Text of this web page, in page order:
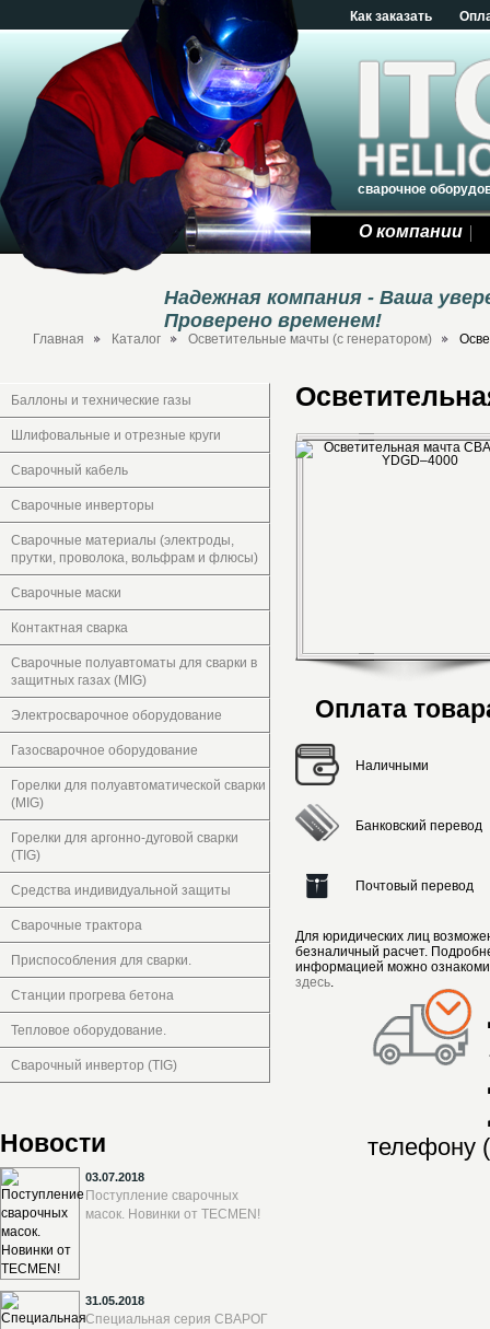
Как заказать
сварочное
О компании
Надежная компания - Ваша
Проверено временем!
Главная Каталог Осветительные мачты (с генератором)
Баллоны и технические газы
Шлифовальные и отрезные круги
Сварочный кабель
Сварочные инверторы
Сварочные материалы (электроды,
прутки, проволока, вольфрам и флюсы)
Сварочные маски
Контактная сварка
Сварочные полуавтоматы для сварки в
защитных газах (MIG)
Электросварочное оборудование
Газосварочное оборудование
Горелки для полуавтоматической сварки
(MIG)
Горелки для аргонно-дуговой сварки
(TIG)
Средства индивидуальной защиты
Сварочные трактора
Приспособления для сварки.
Станции прогрева бетона
Тепловое оборудование.
Сварочный инвертор (TIG)
Новости
03.07.2018
Поступление сварочных
масок. Новинки от TECMEN!
31.05.2018
Специальная серия СВАРОГ
Оплата
Наличными
Банковский перевод
Почтовый перевод
Для юридических лиц
безналичный расчет.
информацией можно
здесь.
телефону